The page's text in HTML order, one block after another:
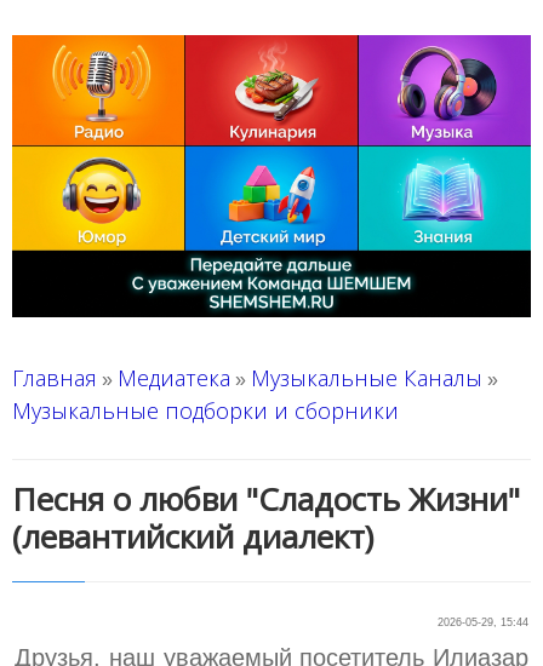
Главная » Медиатека » Музыкальные Каналы »
Музыкальные подборки и сборники
Песня о любви "Сладость Жизни"
(левантийский диалект)
2026-05-29, 15:44
Друзья, наш уважаемый посетитель Илиазар